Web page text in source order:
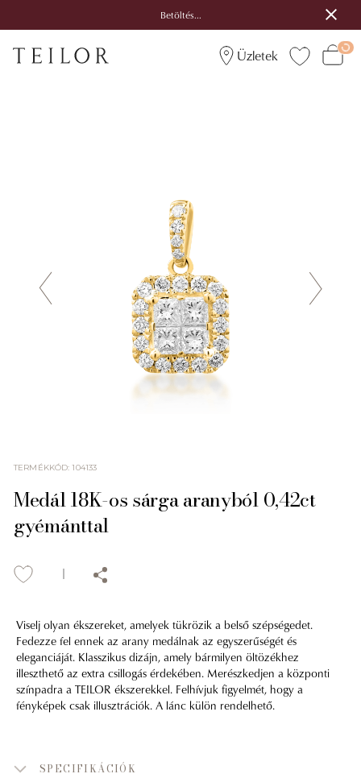
Betöltés...
Üzletek
TERMÉKKÓD:104133
Medál 18K-os sárga aranyból 0,42ct
gyémánttal
Viselj olyan ékszereket, amelyek tükrözik a belső szépségedet.
Fedezze fel ennek az arany medálnak az egyszerűségét és
eleganciáját. Klasszikus dizájn, amely bármilyen öltözékhez
illeszthető az extra csillogás érdekében. Merészkedjen a központi
színpadra a TEILOR ékszerekkel. Felhívjuk figyelmét, hogy a
fényképek csak illusztrációk. A lánc külön rendelhető.
SPECIFIKÁCIÓK